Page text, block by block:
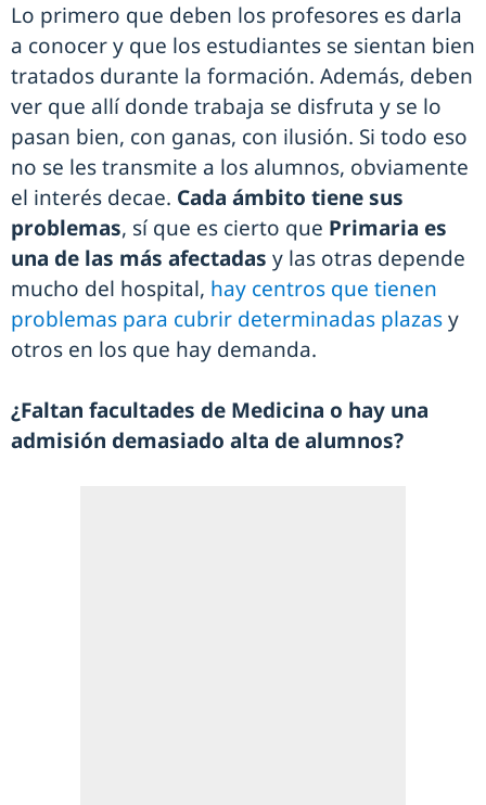
Lo primero que deben los profesores es darla
a conocer y que los estudiantes se sientan bien
tratados durante la formación. Además, deben
ver que allí donde trabaja se disfruta y se lo
pasan bien, con ganas, con ilusión. Si todo eso
no se les transmite a los alumnos, obviamente
el interés decae. Cada ámbito tiene sus
problemas, sí que es cierto que Primaria es
una de las más afectadas y las otras depende
mucho del hospital, hay centros que tienen
problemas para cubrir determinadas plazasy
otros en los que hay demanda.
¿Faltan facultades de Medicina o hay una
admisión demasiado alta de alumnos?